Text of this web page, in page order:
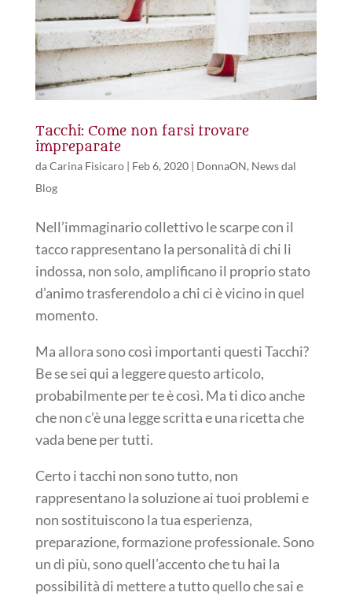
Tacchi: Come non farsi trovare
impreparate
daCarina Fisicaro| Feb 6, 2020| DonnaON, News dal
Blog
Nell’immaginario collettivo le scarpe con il
tacco rappresentano la personalità di chi li
indossa, non solo, amplificano il proprio stato
d’animo trasferendolo a chi ci è vicino in quel
momento.
Ma allora sono così importanti questi Tacchi?
Be se sei qui a leggere questo articolo,
probabilmente per te è così. Ma ti dico anche
che non c’è una legge scritta e una ricetta che
vada bene per tutti.
Certo i tacchi non sono tutto, non
rappresentano la soluzione ai tuoi problemi e
non sostituiscono la tua esperienza,
preparazione, formazione professionale. Sono
un di più, sono quell’accento che tu hai la
possibilità di mettere a tutto quello che sai e